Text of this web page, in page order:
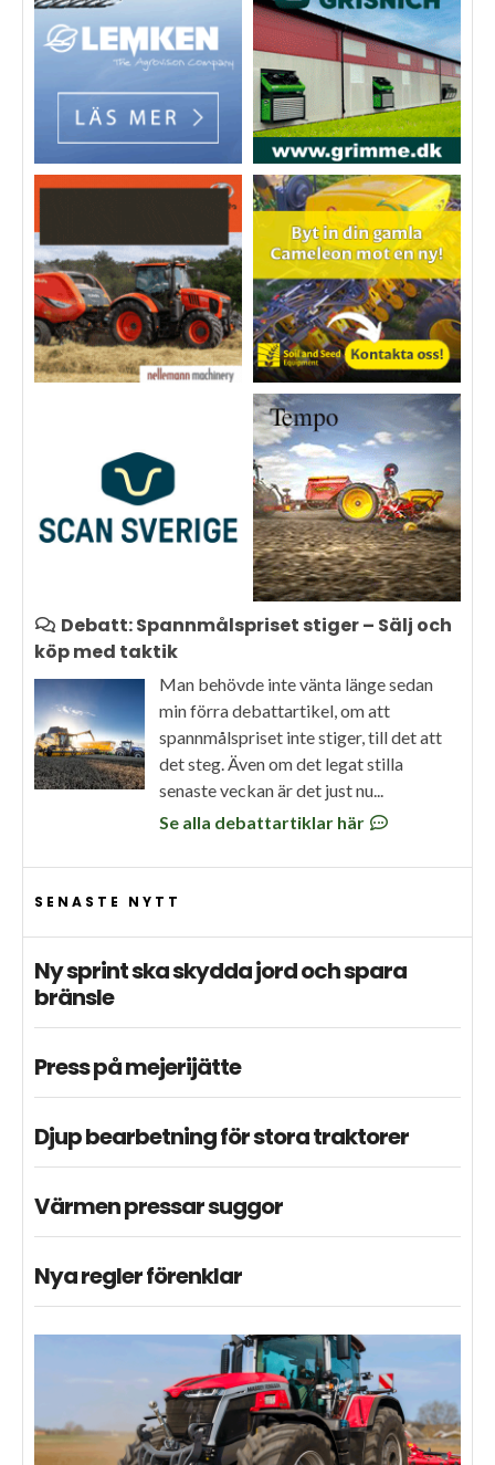
Debatt: Spannmålspriset stiger – Sälj och
köp med taktik
Man behövde inte vänta länge sedan
min förra debattartikel, om att
spannmålspriset inte stiger, till det att
det steg. Även om det legat stilla
senaste veckan är det just nu...
Se alla debattartiklar här
SENASTE NYTT
Ny sprint ska skydda jord och spara
bränsle
Press på mejerijätte
Djup bearbetning för stora traktorer
Värmen pressar suggor
Nya regler förenklar